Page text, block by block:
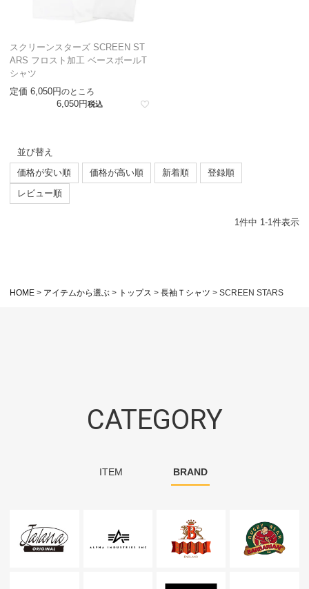
スクリーンスターズ SCREEN ST
ARS フロスト加工 ベースボールT
シャツ
定価 6,050 のところ
6,050 税込
並び替え
価格が安い順
価格が高い順 新着順
登録順
レビュー順
1 件中 1 -1 件表示
HOME アイテムから選ぶ トップス 長袖Ｔシャツ SCREEN STARS
CATEGORY
ITEM BRAND